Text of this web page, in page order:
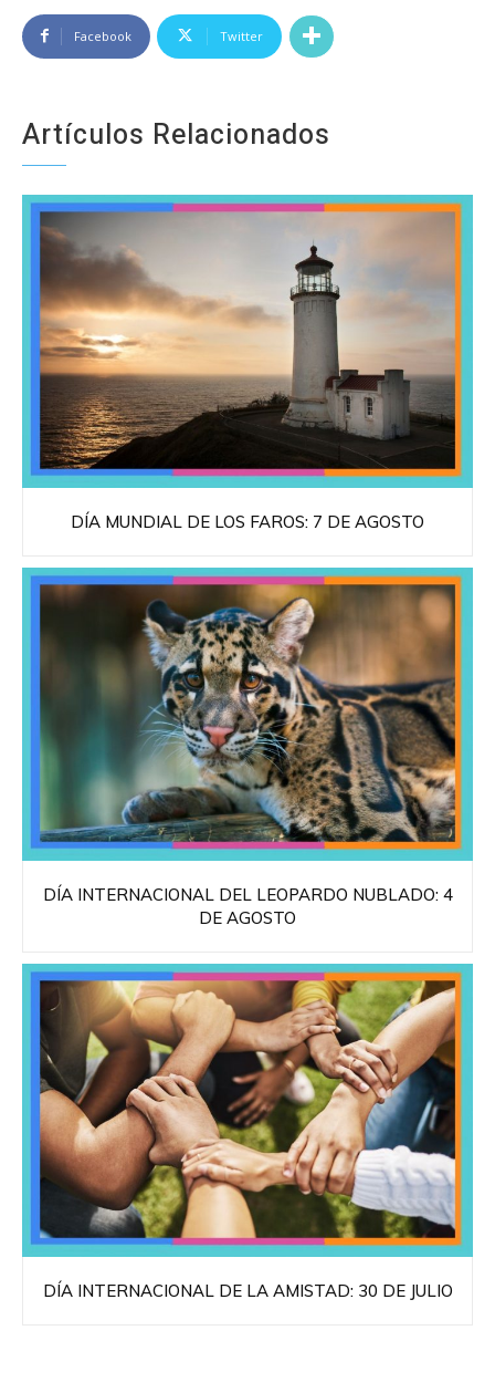
Facebook Twitter
Artículos Relacionados
DÍA MUNDIAL DE LOS FAROS: 7 DE AGOSTO
DÍA INTERNACIONAL DEL LEOPARDO NUBLADO: 4
DE AGOSTO
DÍA INTERNACIONAL DE LA AMISTAD: 30 DE JULIO